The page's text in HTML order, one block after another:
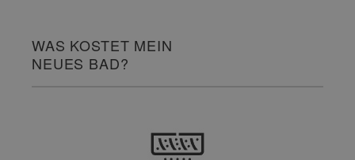
WAS KOSTET MEIN
NEUES BAD?